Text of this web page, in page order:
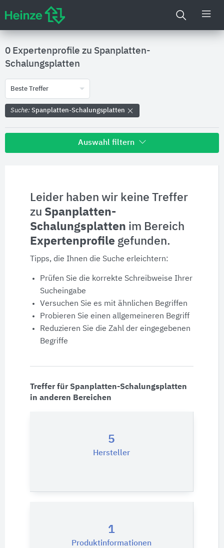
0 Expertenprofile zu Spanplatten-
Schalungsplatten
Beste Treffer
Suche: Spanplatten-Schalungsplatten
Auswahl filtern
Produktinformationen
Produktdaten
Ausschreibungstexte
CAD-Details
Architekturobjekte
Leider haben wir keine Treffer
zu Spanplatten-
Schalungsplatten im Bereich
Expertenprofile gefunden.
Tipps, die Ihnen die Suche erleichtern:
Prüfen Sie die korrekte Schreibweise Ihrer
Sucheingabe
Versuchen Sie es mit ähnlichen Begriffen
Probieren Sie einen allgemeineren Begriff
Reduzieren Sie die Zahl der eingegebenen
Begriffe
Treffer für Spanplatten-Schalungsplatten
in anderen Bereichen
5
Hersteller
1
Produktinformationen